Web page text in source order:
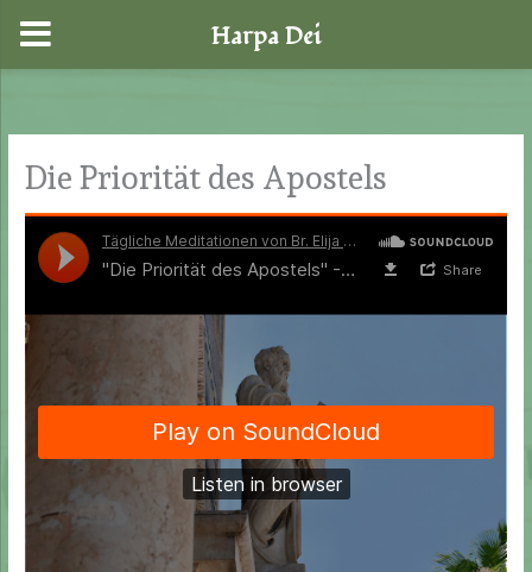
springen
Die Priorität des Apostels
Harpa Dei